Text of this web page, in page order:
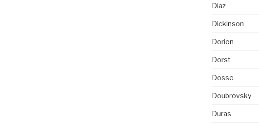
Diaz
Dickinson
Dorion
Dorst
Dosse
Doubrovsky
Duras